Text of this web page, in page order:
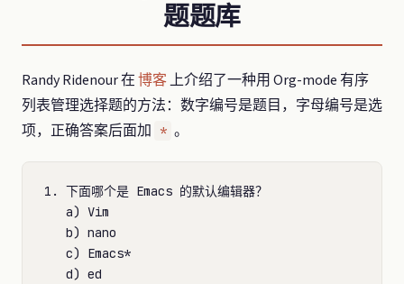
题题库
Randy Ridenour 在博客上介绍了一种用 Org-mode 有序
列表管理选择题的方法：数字编号是题目，字母编号是选
项，正确答案后面加
* 。
1. 下面哪个是 Emacs 的默认编辑器？
   a) Vim
   b) nano
   c) Emacs*
   d) ed